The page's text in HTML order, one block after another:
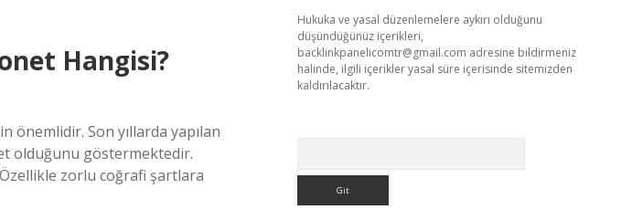
Hangisi?
önemlidir. Son yıllarda yapılan
olduğunu göstermektedir.
Özellikle zorlu coğrafi şartlara
Hukuka ve yasal düzenlemelere aykırı olduğunu
düşündüğünüz içerikleri,
backlinkpanelicomtr@gmail.com adresine bildirmeniz
halinde, ilgili içerikler yasal süre içerisinde sitemizden
kaldırılacaktır.